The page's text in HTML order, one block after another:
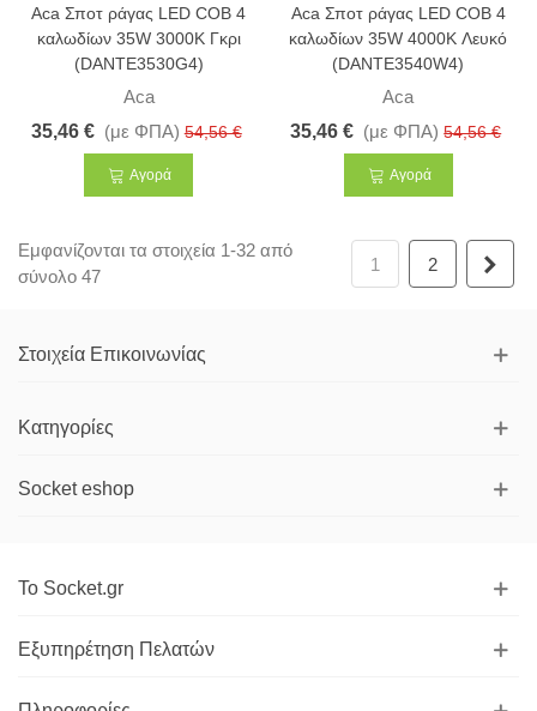
Aca Σποτ ράγας LED COB 4
καλωδίων 35W 3000K Γκρι
(DANTE3530G4)
Aca
35,46 € (με ΦΠΑ) 54,56 €
Αγορά
Aca Σποτ ράγας LED COB 4
καλωδίων 35W 4000K Λευκό
(DANTE3540W4)
Aca
35,46 € (με ΦΠΑ) 54,56 €
Αγορά
Εμφανίζονται τα στοιχεία 1-32 από
σύνολο 47
1 2
Στοιχεία Επικοινωνίας
Κατηγορίες
Socket eshop
Το Socket.gr
Εξυπηρέτηση Πελατών